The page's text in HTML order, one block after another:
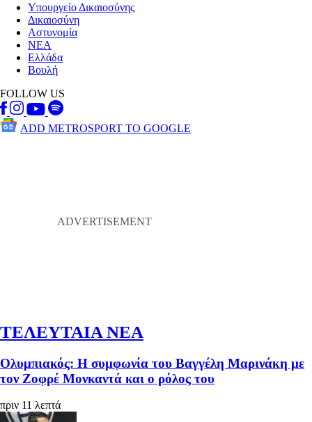
Υπουργείο Δικαιοσύνης
Δικαιοσύνη
Αστυνομία
ΝΕΑ
Ελλάδα
Βουλή
FOLLOW US
ADD METROSPORT TO GOOGLE
ΤΕΛΕΥΤΑΙΑ ΝΕΑ
Ολυμπιακός: Η συμφωνία του Βαγγέλη Μαρινάκη με
τον Ζοφρέ Μονκαντά και ο ρόλος του
πριν 11 λεπτά